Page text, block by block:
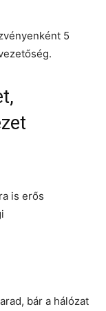
5
is erős
bár a hálózat